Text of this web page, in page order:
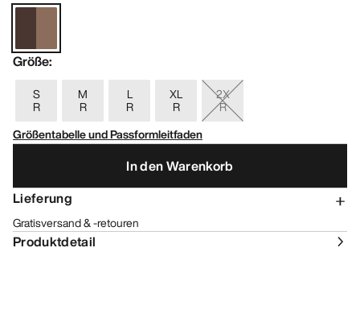
Größe:
S
R
M
R
L
R
XL
R
2X
R
Größentabelle und Passformleitfaden
In den Warenkorb
Lieferung
Gratisversand & -retouren
Produktdetail